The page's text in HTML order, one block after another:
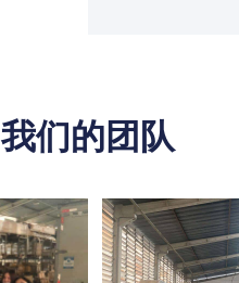
我们的团队